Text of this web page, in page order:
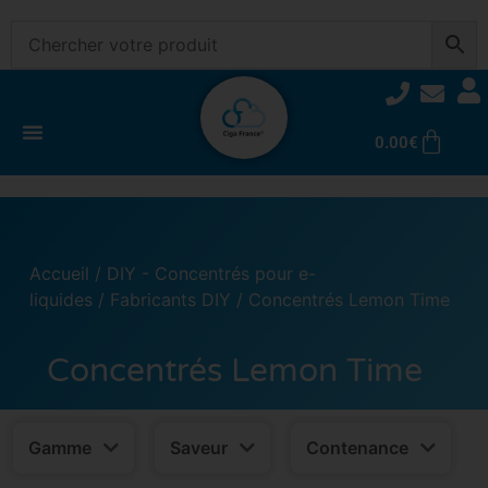
0.00€
Accueil / DIY - Concentrés pour e-
liquides / Fabricants DIY / Concentrés Lemon Time
Concentrés Lemon Time
Gamme Saveur Contenance